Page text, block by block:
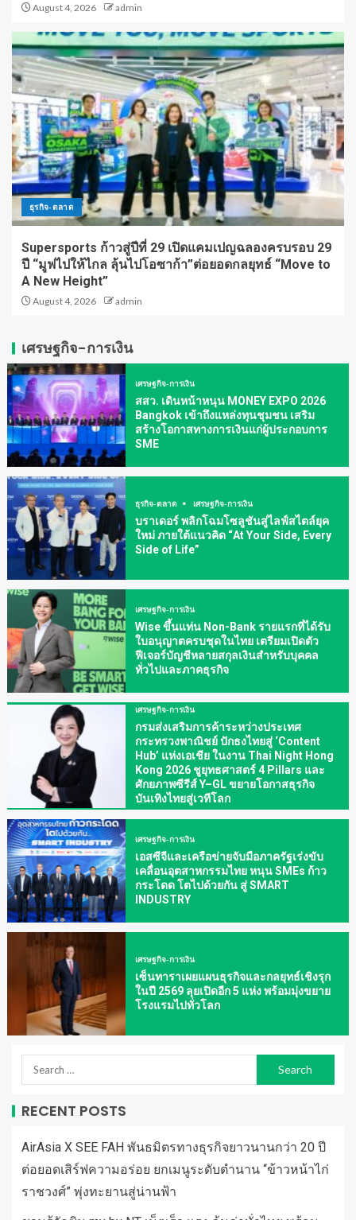
August 4, 2026 admin
ธุรกิจ-ตลาด
Supersports ก้าวสู่ปีที่ 29 เปิดแคมเปญฉลองครบรอบ 29
ปี “มูฟไปให้ไกล ลุ้นไปโอซาก้า”ต่อยอดกลยุทธ์ “Move to
A New Height”
August 4, 2026 admin
เศรษฐกิจ-การเงิน
เศรษฐกิจ-การเงิน
สสว. เดินหน้าหนุน MONEY EXPO 2026
Bangkok เข้าถึงแหล่งทุนชุมชน เสริม
สร้างโอกาสทางการเงินแก่ผู้ประกอบการ
SME
ธุรกิจ-ตลาด เศรษฐกิจ-การเงิน
บราเดอร์ พลิกโฉมโซลูชันสู่ไลฟ์สไตล์ยุค
ใหม่ ภายใต้แนวคิด “At Your Side, Every
Side of Life”
เศรษฐกิจ-การเงิน
Wise ขึ้นแท่น Non-Bank รายแรกที่ได้รับ
ใบอนุญาตครบชุดในไทย เตรียมเปิดตัว
ฟีเจอร์บัญชีหลายสกุลเงินสำหรับบุคคล
ทั่วไปและภาคธุรกิจ
เศรษฐกิจ-การเงิน
กรมส่งเสริมการค้าระหว่างประเทศ
กระทรวงพาณิชย์ ปักธงไทยสู่ ‘Content
Hub’ แห่งเอเชีย ในงาน Thai Night Hong
Kong 2026 ชูยุทธศาสตร์ 4 Pillars และ
ศักยภาพซีรีส์ Y–GL ขยายโอกาสธุรกิจ
บันเทิงไทยสู่เวทีโลก
เศรษฐกิจ-การเงิน
เอสซีจีและเครือข่ายจับมือภาครัฐเร่งขับ
เคลื่อนอุตสาหกรรมไทย หนุน SMEs ก้าว
กระโดด โตไปด้วยกัน สู่ SMART
INDUSTRY
เศรษฐกิจ-การเงิน
เซ็นทาราเผยแผนธุรกิจและกลยุทธ์เชิงรุก
ในปี 2569 ลุยเปิดอีก 5 แห่ง พร้อมมุ่งขยาย
โรงแรมไปทั่วโลก
RECENT POSTS
AirAsia X SEE FAH พันธมิตรทางธุรกิจยาวนานกว่า 20 ปี
ต่อยอดเสิร์ฟความอร่อย ยกเมนูระดับตำนาน “ข้าวหน้าไก่
ราชวงศ์” พุ่งทะยานสู่น่านฟ้า